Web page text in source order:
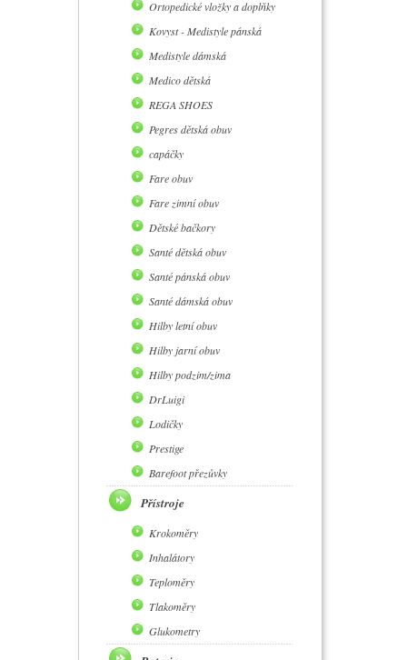
Ortopedické vložky a doplňky
Kovyst - Medistyle pánská
Medistyle dámská
Medico dětská
REGA SHOES
Pegres dětská obuv
capáčky
Fare obuv
Fare zimní obuv
Dětské bačkory
Santé dětská obuv
Santé pánská obuv
Santé dámská obuv
Hilby letní obuv
Hilby jarní obuv
Hilby podzim/zima
DrLuigi
Lodičky
Prestige
Barefoot přezůvky
Přístroje
Krokoměry
Inhalátory
Teploměry
Tlakoměry
Glukometry